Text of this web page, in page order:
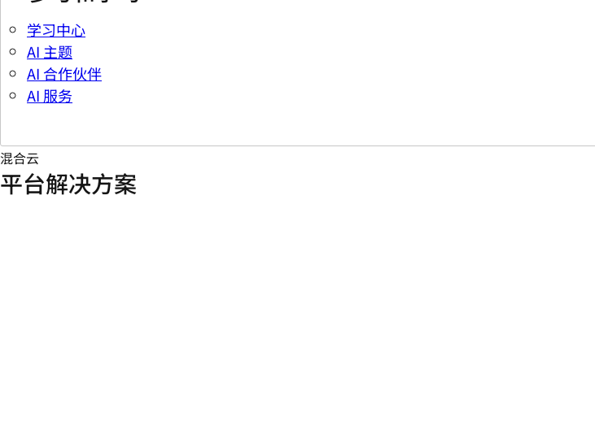
学习中心
AI 主题
AI 合作伙伴
AI 服务
混合云
平台解决方案